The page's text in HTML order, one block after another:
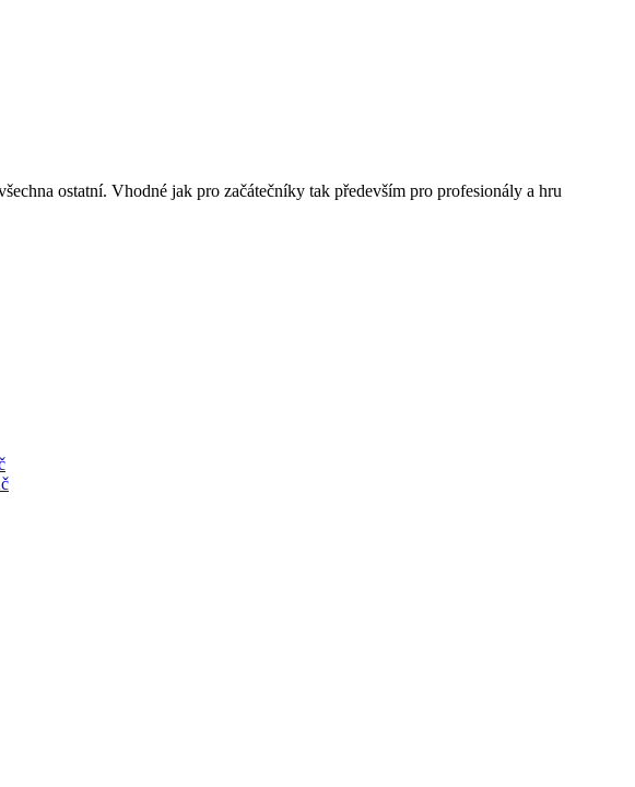
ostatní. Vhodné jak pro začátečníky tak především pro profesionály a hru